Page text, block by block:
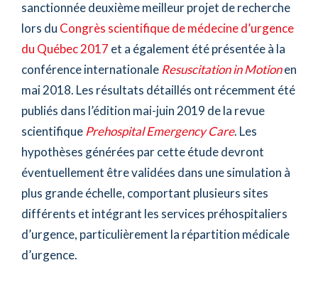
sanctionnée deuxième meilleur projet de recherche
lors du Congrès scientifique de médecine d’urgence
du Québec 2017 et a également été présentée à la
conférence internationale Resuscitation in Motionen
mai 2018. Les résultats détaillés ont récemment été
publiés dans l’édition mai-juin 2019 de la revue
scientifique Prehospital Emergency Care. Les
hypothèses générées par cette étude devront
éventuellement être validées dans une simulation à
plus grande échelle, comportant plusieurs sites
différents et intégrant les services préhospitaliers
d’urgence, particulièrement la répartition médicale
d’urgence.